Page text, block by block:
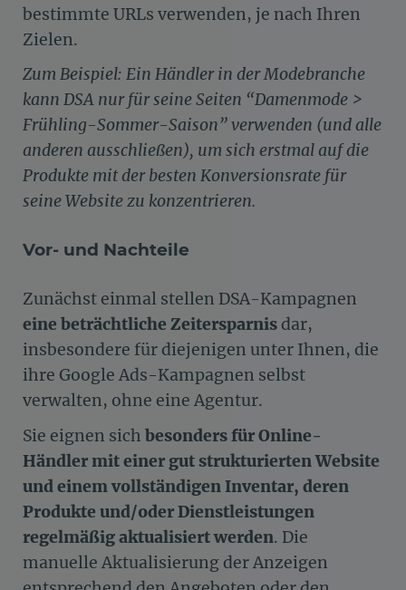
bestimmte URLs verwenden, je nach Ihren
Zielen.
Zum Beispiel: Ein Händler in der Modebranche
kann DSA nur für seine Seiten “Damenmode >
Frühling-Sommer-Saison” verwenden (und alle
anderen ausschließen), um sich erstmal auf die
Produkte mit der besten Konversionsrate für
seine Website zu konzentrieren.
Vor- und Nachteile
Zunächst einmal stellen DSA-Kampagnen
eine beträchtliche Zeitersparnis dar,
insbesondere für diejenigen unter Ihnen, die
ihre Google Ads-Kampagnen selbst
verwalten, ohne eine Agentur.
Sie eignen sich besonders für Online-
Händler mit einer gut strukturierten Website
und einem vollständigen Inventar, deren
Produkte und/oder Dienstleistungen
regelmäßig aktualisiert werden. Die
manuelle Aktualisierung der Anzeigen